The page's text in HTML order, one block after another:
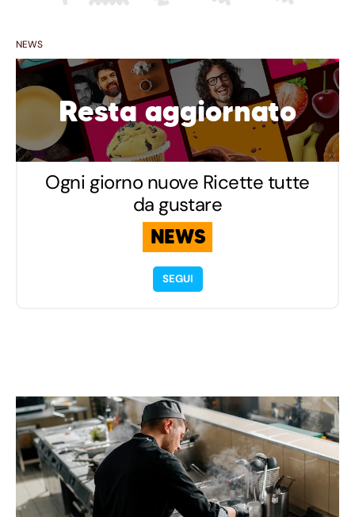
NEWS
Resta aggiornato
Ogni giorno nuove Ricette tutte
da gustare
NEWS
SEGUI